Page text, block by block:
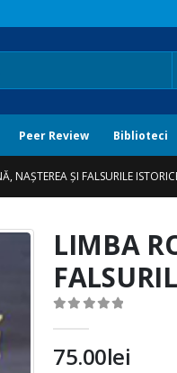
Peer Review Biblioteci
NAȘTEREA ȘI FALSURILE
LIMBA
75.00lei